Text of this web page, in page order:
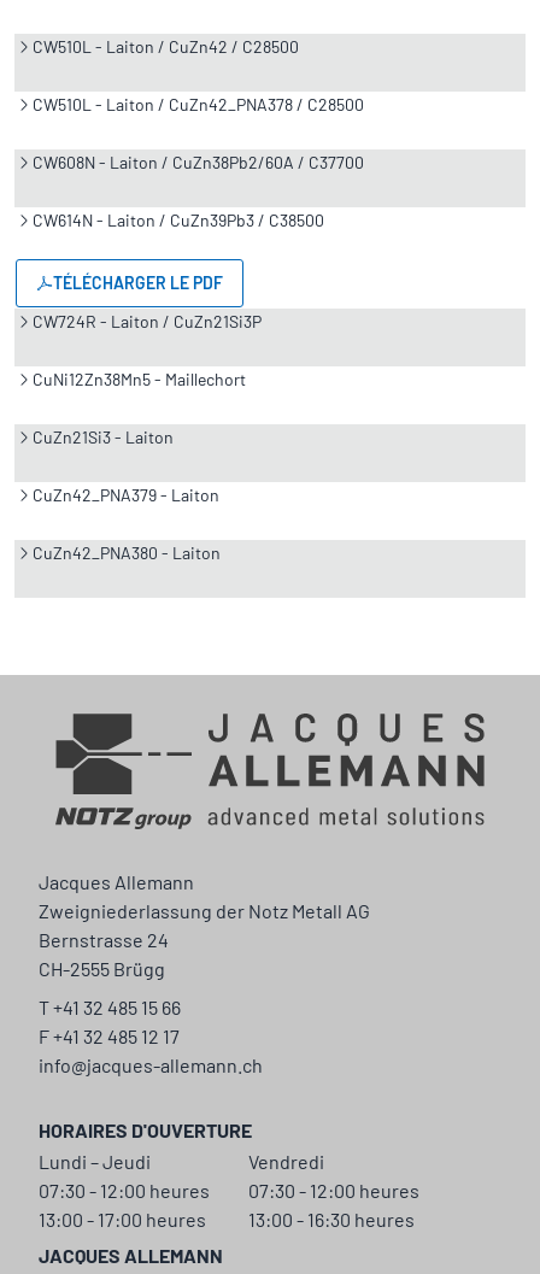
CW510L - Laiton / CuZn42 / C28500
CW510L - Laiton / CuZn42_PNA378 / C28500
CW608N - Laiton / CuZn38Pb2/60A / C37700
CW614N - Laiton / CuZn39Pb3 / C38500
TÉLÉCHARGER LE PDF
CW724R - Laiton / CuZn21Si3P
CuNi12Zn38Mn5 - Maillechort
CuZn21Si3 - Laiton
CuZn42_PNA379 - Laiton
CuZn42_PNA380 - Laiton
Jacques Allemann
Zweigniederlassung der Notz Metall AG
Bernstrasse 24
CH-2555 Brügg
T +41 32 485 15 66
F +41 32 485 12 17
info@jacques-allemann.ch
HORAIRES D'OUVERTURE
Lundi – Jeudi
07:30 - 12:00 heures
13:00 - 17:00 heures
Vendredi
07:30 - 12:00 heures
13:00 - 16:30 heures
JACQUES ALLEMANN